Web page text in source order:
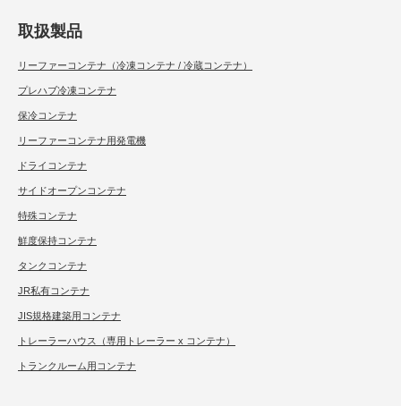
取扱製品
リーファーコンテナ（冷凍コンテナ / 冷蔵コンテナ）
プレハブ冷凍コンテナ
保冷コンテナ
リーファーコンテナ用発電機
ドライコンテナ
サイドオープンコンテナ
特殊コンテナ
鮮度保持コンテナ
タンクコンテナ
JR私有コンテナ
JIS規格建築用コンテナ
トレーラーハウス（専用トレーラー x コンテナ）
トランクルーム用コンテナ